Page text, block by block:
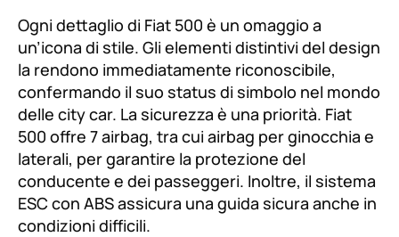
Ogni dettaglio di Fiat 500 è un omaggio a
un’icona di stile. Gli elementi distintivi del design
la rendono immediatamente riconoscibile,
confermando il suo status di simbolo nel mondo
delle city car. La sicurezza è una priorità. Fiat
500 offre 7 airbag, tra cui airbag per ginocchia e
laterali, per garantire la protezione del
conducente e dei passeggeri. Inoltre, il sistema
ESC con ABS assicura una guida sicura anche in
condizioni difficili.